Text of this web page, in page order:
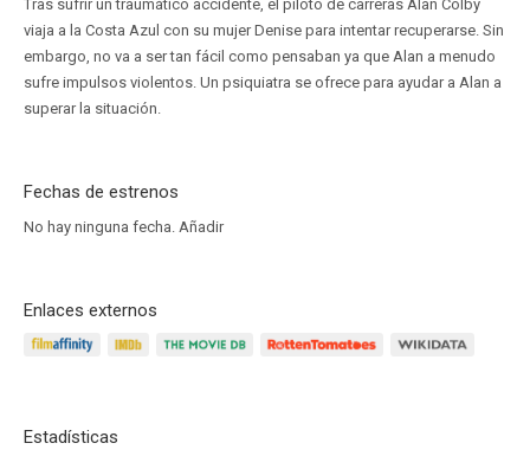
Tras sufrir un traumático accidente, el piloto de carreras Alan Colby
viaja a la Costa Azul con su mujer Denise para intentar recuperarse. Sin
embargo, no va a ser tan fácil como pensaban ya que Alan a menudo
sufre impulsos violentos. Un psiquiatra se ofrece para ayudar a Alan a
superar la situación.
Fechas de estrenos
No hay ninguna fecha. Añadir
Enlaces externos
Estadísticas